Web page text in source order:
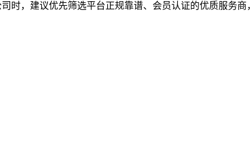
时，建议优先筛选平台正规靠谱、会员认证的优质服务